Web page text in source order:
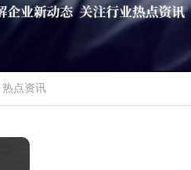
钢木装甲门
室内装甲门
热点资
其他
热点资讯